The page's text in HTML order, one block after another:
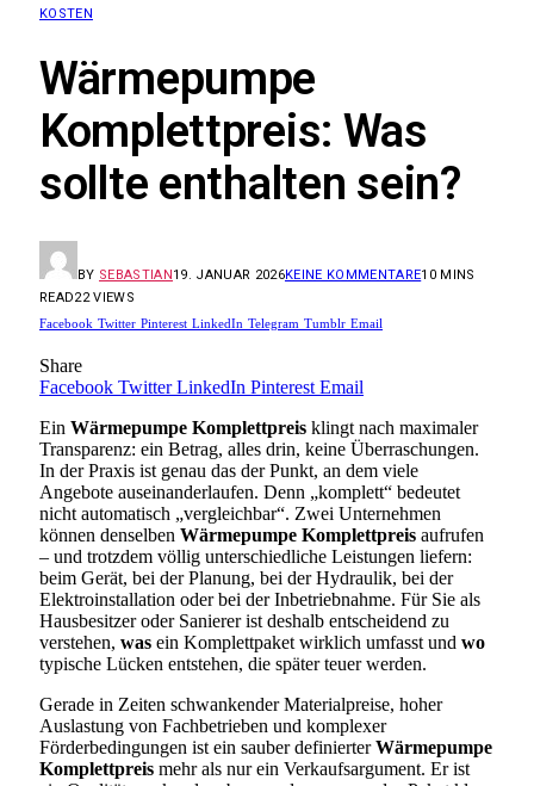
KOSTEN
Wärmepumpe
Komplettpreis: Was
sollte enthalten sein?
BY SEBASTIAN19. JANUAR 2026KEINE KOMMENTARE10 MINS
READ22VIEWS
Facebook Twitter Pinterest LinkedIn Telegram Tumblr Email
Share
Facebook Twitter LinkedIn Pinterest Email
Ein Wärmepumpe Komplettpreis klingt nach maximaler
Transparenz: ein Betrag, alles drin, keine Überraschungen.
In der Praxis ist genau das der Punkt, an dem viele
Angebote auseinanderlaufen. Denn „komplett“ bedeutet
nicht automatisch „vergleichbar“. Zwei Unternehmen
können denselben Wärmepumpe Komplettpreis aufrufen
– und trotzdem völlig unterschiedliche Leistungen liefern:
beim Gerät, bei der Planung, bei der Hydraulik, bei der
Elektroinstallation oder bei der Inbetriebnahme. Für Sie als
Hausbesitzer oder Sanierer ist deshalb entscheidend zu
verstehen, was ein Komplettpaket wirklich umfasst und wo
typische Lücken entstehen, die später teuer werden.
Gerade in Zeiten schwankender Materialpreise, hoher
Auslastung von Fachbetrieben und komplexer
Förderbedingungen ist ein sauber definierterWärmepumpe
Komplettpreis mehr als nur ein Verkaufsargument. Er ist